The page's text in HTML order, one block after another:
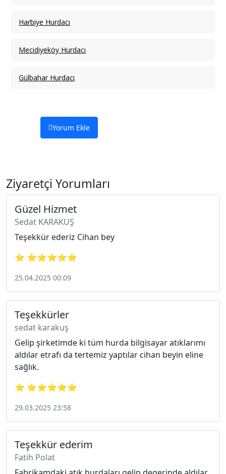
Harbiye Hurdacı
Mecidiyeköy Hurdacı
Gülbahar Hurdacı
Yorum Ekle
Ziyaretçi Yorumları
Güzel Hizmet
Sedat KARAKUŞ
Teşekkür ederiz Cihan bey
⭐ ⭐⭐⭐⭐⭐
25.04.2025 00:09
Teşekkürler
sedat karakuş
Gelip şirketimde ki tüm hurda bilgisayar atıklarımı
aldılar etrafı da tertemiz yaptılar cihan beyin eline
sağlık.
⭐ ⭐⭐⭐⭐⭐
29.03.2025 23:58
Teşekkür ederim
Fatih Polat